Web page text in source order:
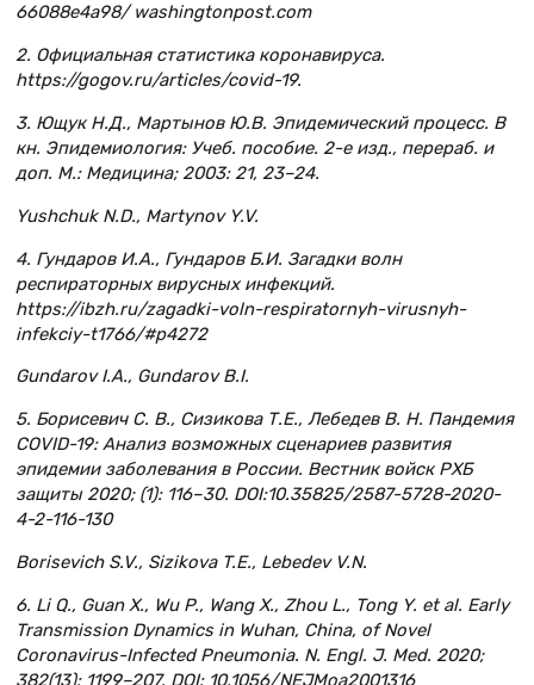
66088e4a98/ washingtonpost.com
2. Официальная статистика коронавируса.
https://gogov.ru/articles/covid-19.
3. Ющук Н.Д., Мартынов Ю.В. Эпидемический процесс. В
кн. Эпидемиология: Учеб. пособие. 2-е изд., перераб. и
доп. М.: Медицина; 2003: 21, 23–24.
Yushchuk N.D., Martynov Y.V.
4. Гундаров И.А., Гундаров Б.И. Загадки волн
респираторных вирусных инфекций.
https://ibzh.ru/zagadki-voln-respiratornyh-virusnyh-
infekciy-t1766/#p4272
Gundarov I.A., Gundarov B.I.
5. Борисевич С. В., Сизикова Т.Е., Лебедев В. Н. Пандемия
COVID-19: Анализ возможных сценариев развития
эпидемии заболевания в России. Вестник войск РХБ
защиты 2020; (1): 116–30. DOI:10.35825/2587-5728-2020-
4-2-116-130
Borisevich S.V., Sizikova T.E., Lebedev V.N.
6. Li Q., Guan X., Wu P., Wang X., Zhou L., Tong Y. et al. Early
Transmission Dynamics in Wuhan, China, of Novel
Coronavirus-Infected Pneumonia. N. Engl. J. Med. 2020;
382(13): 1199–207. DOI: 10.1056/NEJMoa2001316